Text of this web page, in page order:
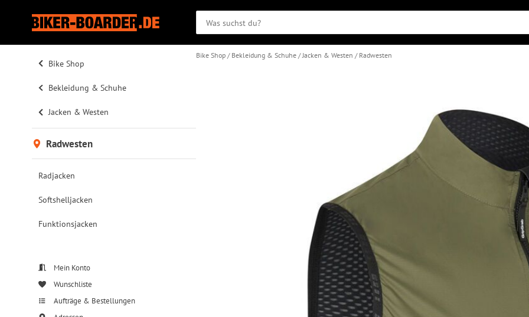
Bike Shop
Bekleidung & Schuhe
Jacken & Westen
Radwesten
Radjacken
Softshelljacken
Funktionsjacken
Mein Konto
Wunschliste
Aufträge & Bestellungen
Bike Shop Bekleidung & Schuhe Jacken & Westen Radwesten